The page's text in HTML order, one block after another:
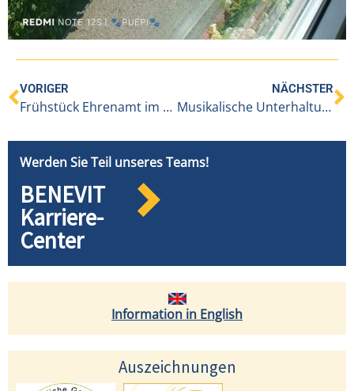
VORIGER
Frühstück Ehrenamt im BENEVIT IAP an der Lutz
NÄCHSTER
Musikalische Unterhaltung mit den Jungen Walgauer im BENEVIT IAP an der Lutz
Werden Sie Teil unseres Teams!
BENEVIT
Karriere-
Center
Information in English
Auszeichnungen